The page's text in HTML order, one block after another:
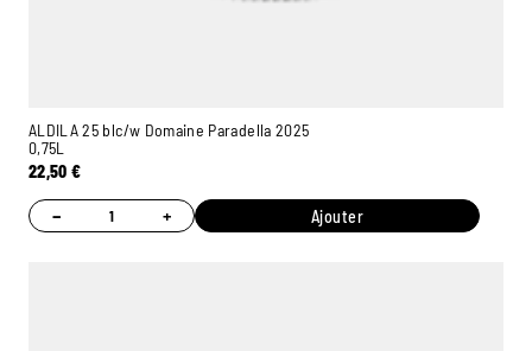
ALDILA 25 blc/w Domaine Paradella 2025
0,75L
22,50€
− + Ajouter